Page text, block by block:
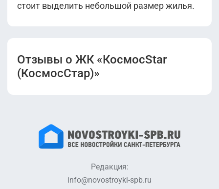
стоит выделить небольшой размер жилья.
Отзывы о ЖК «КосмосStar
(КосмосСтар)»
Редакция:
info@novostroyki-spb.ru